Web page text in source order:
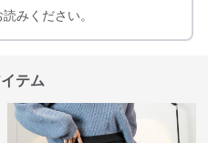
みください。
テム